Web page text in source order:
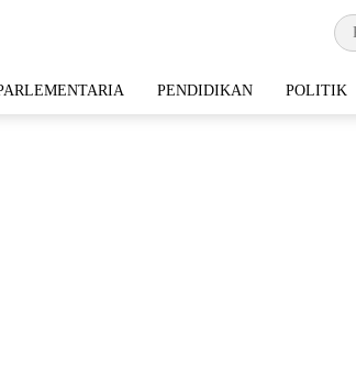
PENDIDIKAN POLITIK